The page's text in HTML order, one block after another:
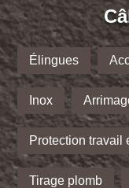
Élingues
Inox
Protection travail
Tirage plomb